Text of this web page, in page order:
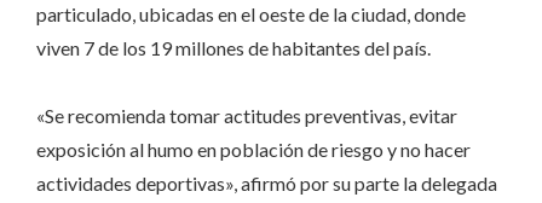
particulado, ubicadas en el oeste de la ciudad, donde
viven 7 de los 19 millones de habitantes del país.
«Se recomienda tomar actitudes preventivas, evitar
exposición al humo en población de riesgo y no hacer
actividades deportivas», afirmó por su parte la delegada